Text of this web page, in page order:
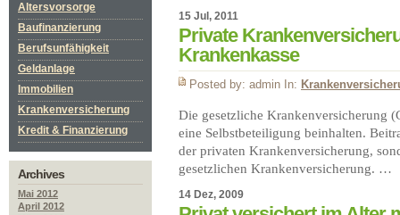
15 Jul, 2011
Private
Krankenkasse
Posted by: admin In:
Die gesetzliche Krankenversicherung
eine Selbstbeteiligung beinhalten.
der privaten Krankenversicherung,
gesetzlichen Krankenversicherung. …
14 Dez, 2009
Altersvorsorge
Baufinanzierung
Berufsunfähigkeit
Geldanlage
Immobilien
Krankenversicherung
Kredit & Finanzierung
Archives
Mai 2012
April 2012